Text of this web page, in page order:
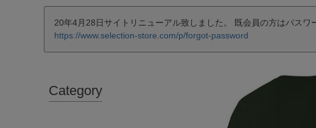
20年4月28日サイトリニューアル致しました。 既会員の方はパスワ
https://www.selection-store.com/p/forgot-password
Category